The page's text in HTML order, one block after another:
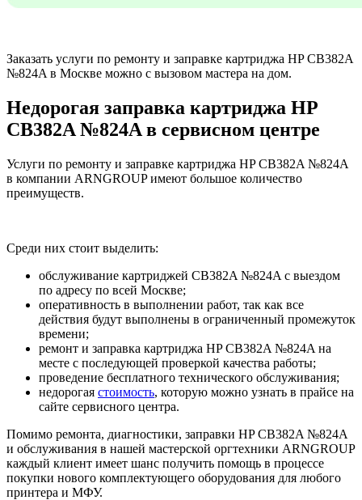
Заказать услуги по ремонту и заправке картриджа HP CB382A
№824A в Москве можно с вызовом мастера на дом.
Недорогая заправка картриджа HP
CB382A №824A в сервисном центре
Услуги по ремонту и заправке картриджа HP CB382A №824A
в компании ARNGROUP имеют большое количество
преимуществ.
Среди них стоит выделить:
обслуживание картриджей CB382A №824A с выездом
по адресу по всей Москве;
оперативность в выполнении работ, так как все
действия будут выполнены в ограниченный промежуток
времени;
ремонт и заправка картриджа HP CB382A №824A на
месте с последующей проверкой качества работы;
проведение бесплатного технического обслуживания;
недорогая стоимость, которую можно узнать в прайсе на
сайте сервисного центра.
Помимо ремонта, диагностики, заправки HP CB382A №824A
и обслуживания в нашей мастерской оргтехники ARNGROUP
каждый клиент имеет шанс получить помощь в процессе
покупки нового комплектующего оборудования для любого
принтера и МФУ.